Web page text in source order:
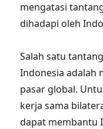
mengatasi
dihadapi oleh
Salah satu
Indonesia adalah
pasar global.
kerja sama
dapat membantu